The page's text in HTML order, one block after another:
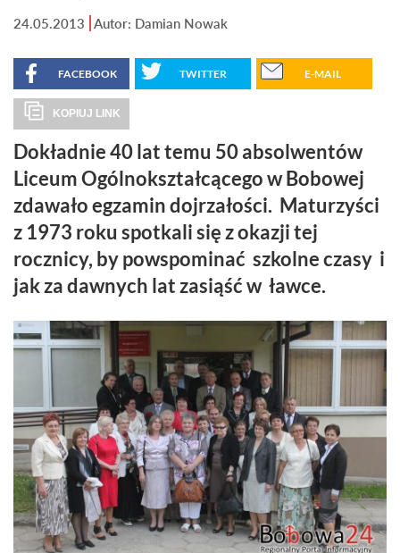
24.05.2013 Autor: Damian Nowak
FACEBOOK TWITTER E-MAIL
KOPIUJ LINK
Dokładnie 40 lat temu 50 absolwentów
Liceum Ogólnokształcącego w Bobowej
zdawało egzamin dojrzałości. Maturzyści
z 1973 roku spotkali się z okazji tej
rocznicy, by powspominać szkolne czasy i
jak za dawnych lat zasiąść w ławce.